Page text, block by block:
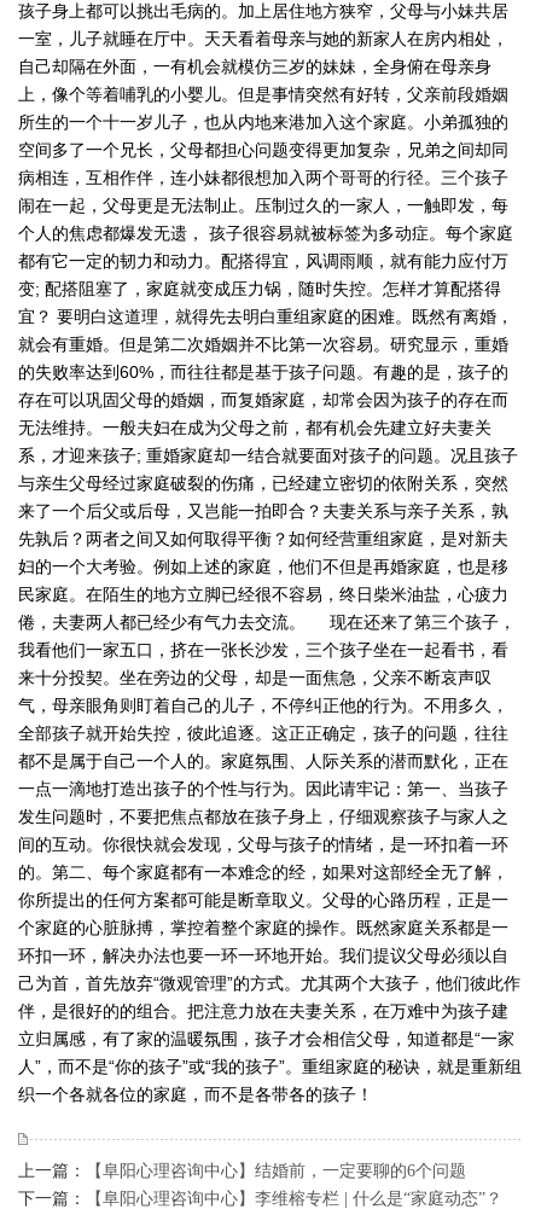
孩子身上都可以挑出毛病的。加上居住地方狭窄，父母与小妹共居
一室，儿子就睡在厅中。天天看着母亲与她的新家人在房内相处，
自己却隔在外面，一有机会就模仿三岁的妹妹，全身俯在母亲身
上，像个等着哺乳的小婴儿。但是事情突然有好转，父亲前段婚姻
所生的一个十一岁儿子，也从内地来港加入这个家庭。小弟孤独的
空间多了一个兄长，父母都担心问题变得更加复杂，兄弟之间却同
病相连，互相作伴，连小妹都很想加入两个哥哥的行径。三个孩子
闹在一起，父母更是无法制止。压制过久的一家人，一触即发，每
个人的焦虑都爆发无遗， 孩子很容易就被标签为多动症。每个家庭
都有它一定的韧力和动力。配搭得宜，风调雨顺，就有能力应付万
变; 配搭阻塞了，家庭就变成压力锅，随时失控。怎样才算配搭得
宜？ 要明白这道理，就得先去明白重组家庭的困难。既然有离婚，
就会有重婚。但是第二次婚姻并不比第一次容易。研究显示，重婚
的失败率达到60%，而往往都是基于孩子问题。有趣的是，孩子的
存在可以巩固父母的婚姻，而复婚家庭，却常会因为孩子的存在而
无法维持。一般夫妇在成为父母之前，都有机会先建立好夫妻关
系，才迎来孩子; 重婚家庭却一结合就要面对孩子的问题。况且孩子
与亲生父母经过家庭破裂的伤痛，已经建立密切的依附关系，突然
来了一个后父或后母，又岂能一拍即合？夫妻关系与亲子关系，孰
先孰后？两者之间又如何取得平衡？如何经营重组家庭，是对新夫
妇的一个大考验。例如上述的家庭，他们不但是再婚家庭，也是移
民家庭。在陌生的地方立脚已经很不容易，终日柴米油盐，心疲力
倦，夫妻两人都已经少有气力去交流。 现在还来了第三个孩子，
我看他们一家五口，挤在一张长沙发，三个孩子坐在一起看书，看
来十分投契。坐在旁边的父母，却是一面焦急，父亲不断哀声叹
气，母亲眼角则盯着自己的儿子，不停纠正他的行为。不用多久，
全部孩子就开始失控，彼此追逐。这正正确定，孩子的问题，往往
都不是属于自己一个人的。家庭氛围、人际关系的潜而默化，正在
一点一滴地打造出孩子的个性与行为。因此请牢记：第一、当孩子
发生问题时，不要把焦点都放在孩子身上，仔细观察孩子与家人之
间的互动。你很快就会发现，父母与孩子的情绪，是一环扣着一环
的。第二、每个家庭都有一本难念的经，如果对这部经全无了解，
你所提出的任何方案都可能是断章取义。父母的心路历程，正是一
个家庭的心脏脉搏，掌控着整个家庭的操作。既然家庭关系都是一
环扣一环，解决办法也要一环一环地开始。我们提议父母必须以自
己为首，首先放弃“微观管理”的方式。尤其两个大孩子，他们彼此作
伴，是很好的的组合。把注意力放在夫妻关系，在万难中为孩子建
立归属感，有了家的温暖氛围，孩子才会相信父母，知道都是“一家
人”，而不是“你的孩子”或“我的孩子”。重组家庭的秘诀，就是重新组
织一个各就各位的家庭，而不是各带各的孩子！
上一篇：
【阜阳心理咨询中心】结婚前，一定要聊的6个问题
下一篇：
【阜阳心理咨询中心】李维榕专栏 | 什么是“家庭动态”？